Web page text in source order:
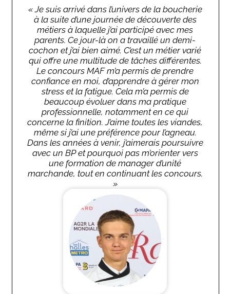
« Je suis arrivé dans l’univers de la boucherie
à la suite d’une journée de découverte des
métiers à laquelle j’ai participé avec mes
parents. Ce jour-là on a travaillé un demi-
cochon et j’ai bien aimé. C’est un métier varié
qui offre une multitude de tâches différentes.
Le concours MAF m’a permis de prendre
confiance en moi, d’apprendre à gérer mon
stress et la fatigue. Cela m’a permis de
beaucoup évoluer dans ma pratique
professionnelle, notamment en ce qui
concerne la finition. J’aime toutes les viandes,
même si j’ai une préférence pour l’agneau.
Dans les années à venir, j’aimerais poursuivre
avec un BP et pourquoi pas m’orienter vers
une formation de manager d’unité
marchande, tout en continuant les concours.
»